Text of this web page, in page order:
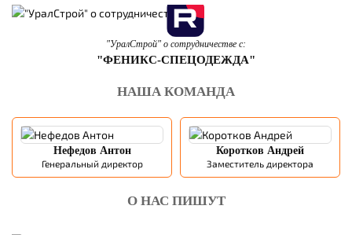
"УралСтрой" о сотрудничестве с:
"ФЕНИКС-СПЕЦОДЕЖДА"
НАША КОМАНДА
Нефедов Антон
Генеральный директор
Коротков Андрей
Заместитель директора
О НАС ПИШУТ